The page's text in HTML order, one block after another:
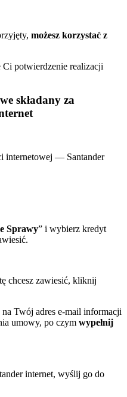
możesz korzystać z
potwierdzenie realizacji
składany za
internetowej — Santander
Sprawy” i wybierz kredyt
chcesz zawiesić, kliknij
Twój adres e-mail informacji
umowy, po czym wypełnij
internet, wyślij go do